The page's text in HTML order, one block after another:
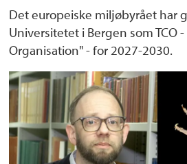
Det europeiske miljøbyrået har
Universitetet i Bergen som TCO
Organisation" - for 2027-2030.